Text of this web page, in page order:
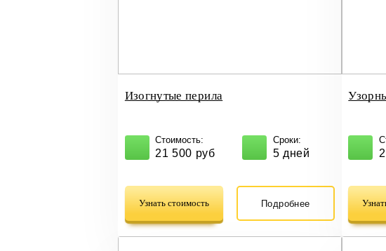
Изогнутые перила
Стоимость:
21 500 руб
Сроки:
5 дней
Узнать стоимость Подробнее